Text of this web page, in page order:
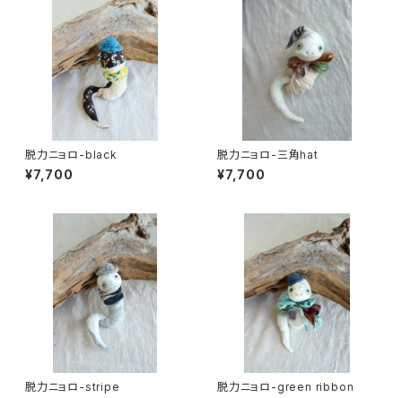
脱力ニョロ-black
¥7,700
脱力ニョロ-三角hat
¥7,700
脱力ニョロ-stripe 脱力ニョロ-green ribbon